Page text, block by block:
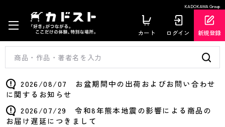
KADOKAWA Group
カート ログイン 新規登録
2026/08/07 お盆期間中の出荷およびお問い合わせ
に関するお知らせ
2026/07/29 令和8年熊本地震の影響による商品の
お届け遅延につきまして